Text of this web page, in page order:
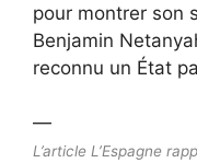
pour montrer son
Benjamin
reconnu un État
—
L’article L’Espagne